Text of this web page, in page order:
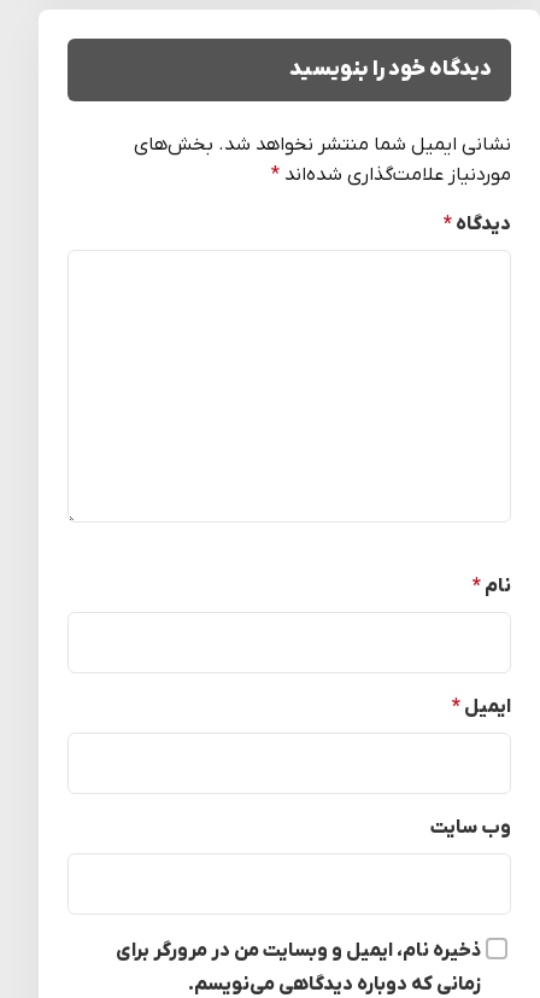
دیدگاه خود را بنویسید
نشانی ایمیل شما منتشر نخواهد شد. بخش‌های
موردنیاز علامت‌گذاری شده‌اند *
دیدگاه *
نام *
ایمیل *
وب‌ سایت
ذخیره نام، ایمیل و وبسایت من در مرورگر برای
زمانی که دوباره دیدگاهی می‌نویسم.